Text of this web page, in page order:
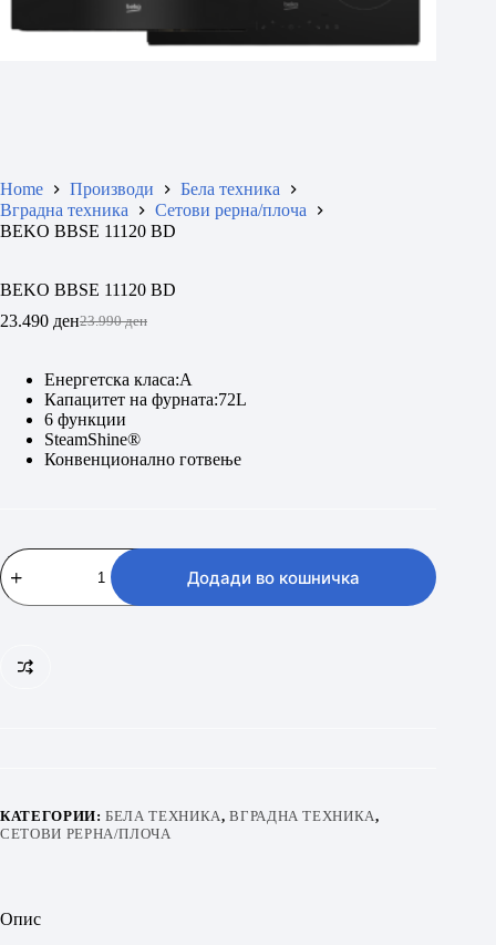
Home Производи
Бела техника
Вградна техника
Сетови рерна/плоча
BEKO BBSE 11120 BD
BEKO BBSE 11120 BD
23.990ден
Original
23.990 ден.
23.490 денCurrent
23.490 ден.
Енергетска класа:A
Капацитет на фурната:72L
6 функции
SteamShine®
Конвенционално готвење
BEKO
BBSE
11120
Додади во кошничка
КАТЕГОРИИ:БЕЛА ТЕХНИКА,ВГРАДНА ТЕХНИКА,
СЕТОВИ РЕРНА/ПЛОЧА
Опис